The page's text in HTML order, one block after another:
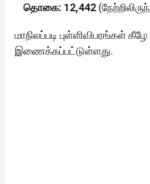
தொகை: 12,442
மாநிலப்படி புள்ளிவிபரங்கள் கீழே
இணைக்கப்பட்டுள்ளது.